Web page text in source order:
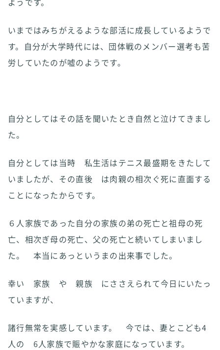
いまではみちがえるような部活に成長しているようで
す。自分が大学時代には、団体戦のメンバー選考も苦
労していたのが嘘のようです。
自分としてはその話を聞いたとき自然と泣けてきまし
た。
自分としては当時 私生活はテニス最盛期をきたして
いましたが、その直後 は肉親の相次ぐ死に直面する
ことになったからです。
６人家族であった自分の家族の弟の死亡と祖母の死
亡、相次ぎ母の死亡、父の死亡と続いてしまいまし
た。 本当にあっというまの出来事でした。
幸い 家族 や 親族 にささえられて今日にいたっ
ていますが、
諸行無常を実感しています。 今では、妻とこども4
人の 6人家族で賑やかな家庭になっています。